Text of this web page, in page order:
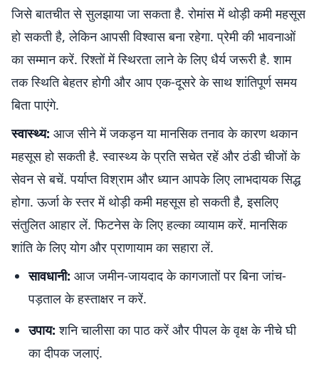
जिसे बातचीत से सुलझाया जा सकता है. रोमांस में थोड़ी कमी महसूस
हो सकती है, लेकिन आपसी विश्वास बना रहेगा. प्रेमी की भावनाओं
का सम्मान करें. रिश्तों में स्थिरता लाने के लिए धैर्य जरूरी है. शाम
तक स्थिति बेहतर होगी और आप एक-दूसरे के साथ शांतिपूर्ण समय
बिता पाएंगे.
स्वास्थ्य: आज सीने में जकड़न या मानसिक तनाव के कारण थकान
महसूस हो सकती है. स्वास्थ्य के प्रति सचेत रहें और ठंडी चीजों के
सेवन से बचें. पर्याप्त विश्राम और ध्यान आपके लिए लाभदायक सिद्ध
होगा. ऊर्जा के स्तर में थोड़ी कमी महसूस हो सकती है, इसलिए
संतुलित आहार लें. फिटनेस के लिए हल्का व्यायाम करें. मानसिक
शांति के लिए योग और प्राणायाम का सहारा लें.
सावधानी: आज जमीन-जायदाद के कागजातों पर बिना जांच-
पड़ताल के हस्ताक्षर न करें.
उपाय: शनि चालीसा का पाठ करें और पीपल के वृक्ष के नीचे घी
का दीपक जलाएं.